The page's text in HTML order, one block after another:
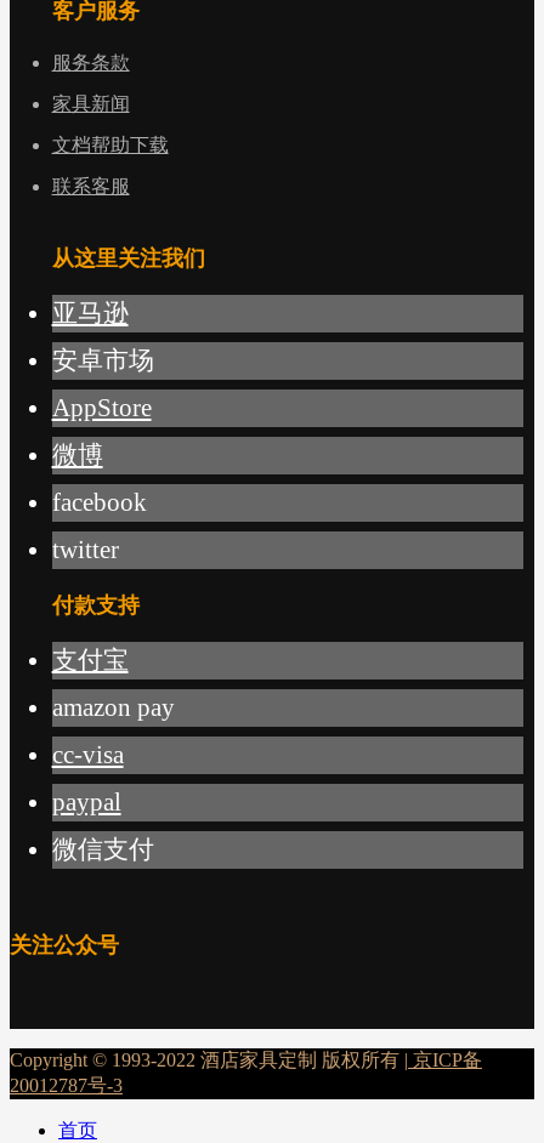
客户服务
服务条款
家具新闻
文档帮助下载
联系客服
从这里关注我们
亚马逊
安卓市场
AppStore
微博
facebook
twitter
付款支持
支付宝
amazon pay
cc-visa
paypal
微信支付
关注公众号
Copyright © 1993-2022 酒店家具定制 版权所有 | 京ICP备
20012787号-3
首页